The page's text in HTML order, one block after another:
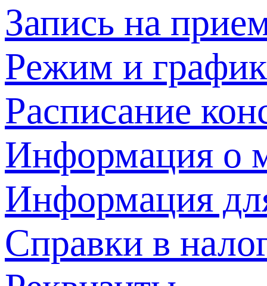
Запись на
Режим и
Расписание
Информация о
Информация
Справки в